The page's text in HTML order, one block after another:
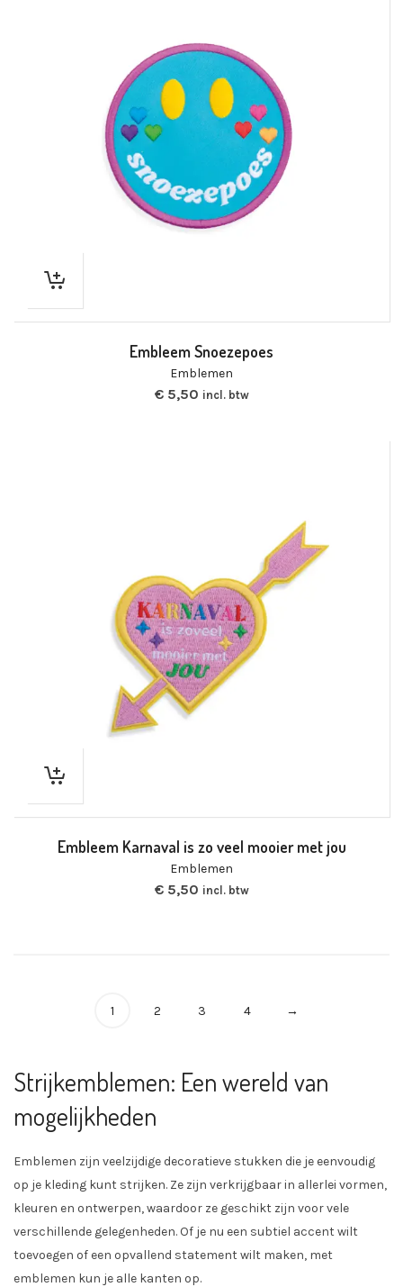
Embleem Snoezepoes
Emblemen
€5,50 incl. btw
Embleem Karnaval is zo veel mooier met jou
Emblemen
€5,50 incl. btw
1 2 3 4 →
Strijkemblemen: Een wereld van
mogelijkheden
Emblemen zijn veelzijdige decoratieve stukken die je eenvoudig
op je kleding kunt strijken. Ze zijn verkrijgbaar in allerlei vormen,
kleuren en ontwerpen, waardoor ze geschikt zijn voor vele
verschillende gelegenheden. Of je nu een subtiel accent wilt
toevoegen of een opvallend statement wilt maken, met
emblemen kun je alle kanten op.